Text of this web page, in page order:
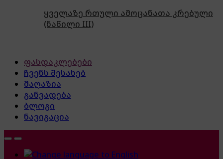
ყველაზე რთული ამოცანათა კრებული
(ნაწილი III)
ფასდაკლებები
ჩვენს შესახებ
მაღაზია
განვადება
ბლოგი
ნავიგაცია